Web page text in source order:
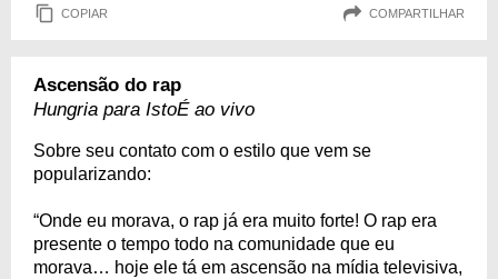
COPIAR COMPARTILHAR
Ascensão do rap
Hungria para IstoÉ ao vivo
Sobre seu contato com o estilo que vem se
popularizando:
“Onde eu morava, o rap já era muito forte! O rap era
presente o tempo todo na comunidade que eu
morava… hoje ele tá em ascensão na mídia televisiva,